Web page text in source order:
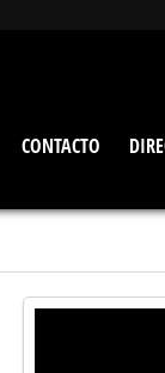
CONTACTO